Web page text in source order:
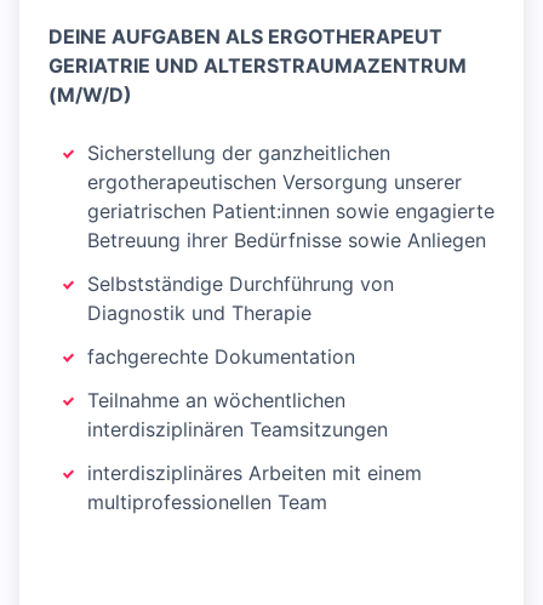
DEINE AUFGABEN ALS ERGOTHERAPEUT
GERIATRIE UND ALTERSTRAUMAZENTRUM
(M/W/D)
Sicherstellung der ganzheitlichen
ergotherapeutischen Versorgung unserer
geriatrischen Patient:innen sowie engagierte
Betreuung ihrer Bedürfnisse sowie Anliegen
Selbstständige Durchführung von
Diagnostik und Therapie
fachgerechte Dokumentation
Teilnahme an wöchentlichen
interdisziplinären Teamsitzungen
interdisziplinäres Arbeiten mit einem
multiprofessionellen Team